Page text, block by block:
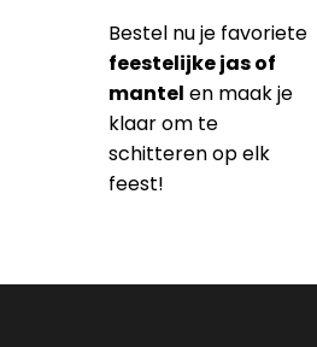
Bestel nu je favoriete
feestelijke jas of
mantel en maak je
klaar om te
schitteren op elk
feest!